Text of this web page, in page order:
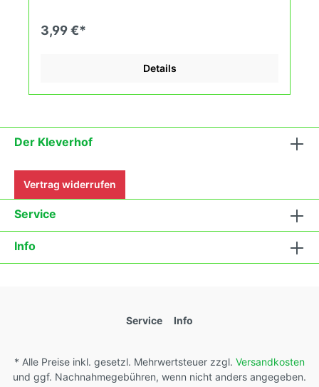
fortlaufend ändernden Wachstumsbedingungen
nach den Grundsätzen des Demeter Verbandes
dem Balkon erleben kannst.
3,99 €*
Details
Der Kleverhof
Vertrag widerrufen
Service
Info
Service Info
* Alle Preise inkl. gesetzl. Mehrwertsteuer zzgl. Versandkosten
und ggf. Nachnahmegebühren, wenn nicht anders angegeben.